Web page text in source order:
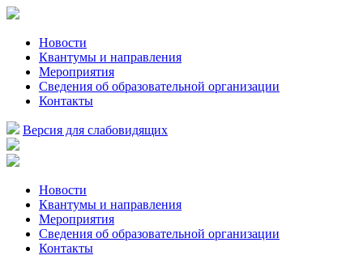
Новости
Квантумы и направления
Мероприятия
Сведения об образовательной организации
Контакты
Версия для слабовидящих
Новости
Квантумы и направления
Мероприятия
Сведения об образовательной организации
Контакты